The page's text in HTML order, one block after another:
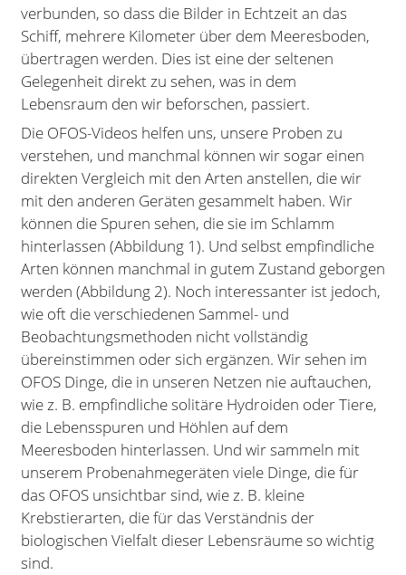
verbunden, so dass die Bilder in Echtzeit an das
Schiff, mehrere Kilometer über dem Meeresboden,
übertragen werden. Dies ist eine der seltenen
Gelegenheit direkt zu sehen, was in dem
Lebensraum den wir beforschen, passiert.
Die OFOS-Videos helfen uns, unsere Proben zu
verstehen, und manchmal können wir sogar einen
direkten Vergleich mit den Arten anstellen, die wir
mit den anderen Geräten gesammelt haben. Wir
können die Spuren sehen, die sie im Schlamm
hinterlassen (Abbildung 1). Und selbst empfindliche
Arten können manchmal in gutem Zustand geborgen
werden (Abbildung 2). Noch interessanter ist jedoch,
wie oft die verschiedenen Sammel- und
Beobachtungsmethoden nicht vollständig
übereinstimmen oder sich ergänzen. Wir sehen im
OFOS Dinge, die in unseren Netzen nie auftauchen,
wie z. B. empfindliche solitäre Hydroiden oder Tiere,
die Lebensspuren und Höhlen auf dem
Meeresboden hinterlassen. Und wir sammeln mit
unserem Probenahmegeräten viele Dinge, die für
das OFOS unsichtbar sind, wie z. B. kleine
Krebstierarten, die für das Verständnis der
biologischen Vielfalt dieser Lebensräume so wichtig
sind.